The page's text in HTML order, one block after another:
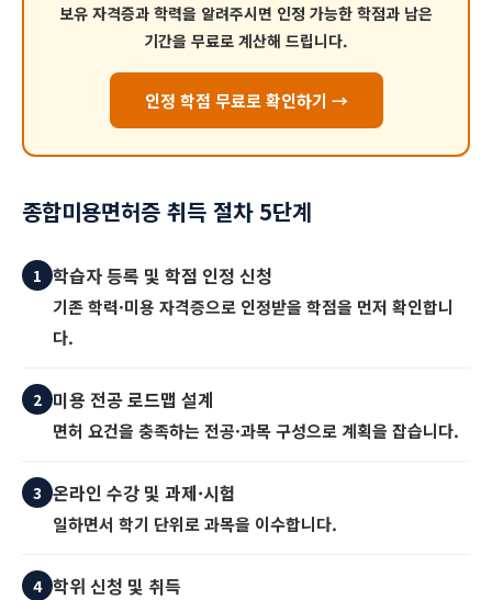
보유 자격증과 학력을 알려주시면 인정 가능한 학점과 남은
기간을 무료로 계산해 드립니다.
인정 학점 무료로 확인하기 →
종합미용면허증 취득 절차 5단계
1 학습자 등록 및 학점 인정 신청
기존 학력·미용 자격증으로 인정받을 학점을 먼저 확인합니
다.
2 미용 전공 로드맵 설계
면허 요건을 충족하는 전공·과목 구성으로 계획을 잡습니다.
3 온라인 수강 및 과제·시험
일하면서 학기 단위로 과목을 이수합니다.
4 학위 신청 및 취득